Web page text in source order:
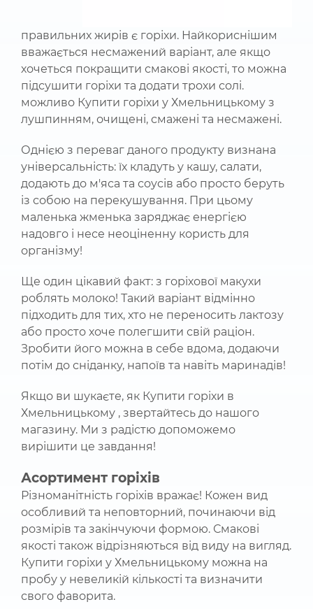
правильних жирів є горіхи. Найкориснішим
вважається несмажений варіант, але якщо
хочеться покращити смакові якості, то можна
підсушити горіхи та додати трохи солі.
можливо Купити горіхи у Хмельницькому з
лушпинням, очищені, смажені та несмажені.
Однією з переваг даного продукту визнана
універсальність: їх кладуть у кашу, салати,
додають до м'яса та соусів або просто беруть
із собою на перекушування. При цьому
маленька жменька заряджає енергією
надовго і несе неоціненну користь для
організму!
Ще один цікавий факт: з горіхової макухи
роблять молоко! Такий варіант відмінно
підходить для тих, хто не переносить лактозу
або просто хоче полегшити свій раціон.
Зробити його можна в себе вдома, додаючи
потім до сніданку, напоїв та навіть маринадів!
Якщо ви шукаєте, як Купити горіхи в
Хмельницькому , звертайтесь до нашого
магазину. Ми з радістю допоможемо
вирішити це завдання!
Асортимент горіхів
Різноманітність горіхів вражає! Кожен вид
особливий та неповторний, починаючи від
розмірів та закінчуючи формою. Смакові
якості також відрізняються від виду на вигляд.
Купити горіхи у Хмельницькому можна на
пробу у невеликій кількості та визначити
свого фаворита.